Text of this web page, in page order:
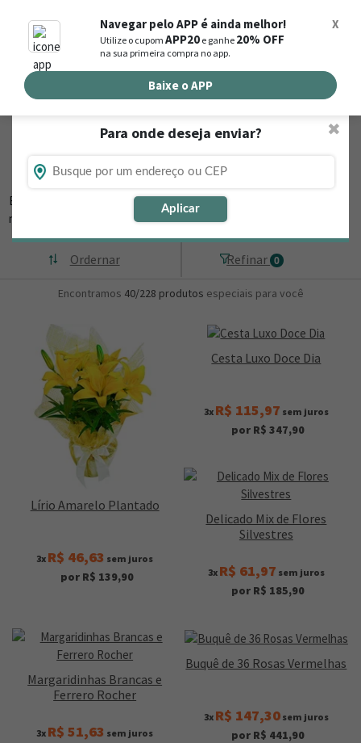
Navegar pelo APP é ainda melhor!
Utilize o cupomAPP20 e ganhe 20% OFF
na sua primeira compra no app.
X
Baixe o APP
Busca de produtos
Buscar por endereço de entrega
Para onde deseja enviar?
Aplicar
✖
Flores, Cestas e Presentes em Jaguaruana
- CE
Está procurando loja de presente online em Jaguaruana - CE? Então,
navegue na Nova
Refinar 0
Ordernar
Encontramos 40/228 produtos especiais para você
Lírio Amarelo Plantado
3x R$ 46,63 sem juros
por R$ 139,90
Cesta Luxo Doce Dia
3x R$ 115,97 sem juros
por R$ 347,90
Delicado Mix de Flores
Silvestres
3x R$ 61,97 sem juros
por R$ 185,90
Margaridinhas Brancas e
Ferrero Rocher
3x R$ 51,63 sem juros
Buquê de 36 Rosas Vermelhas
3x R$ 147,30sem juros
por R$ 441,90